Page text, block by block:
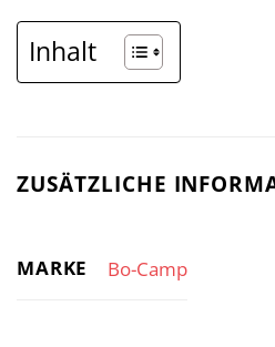
Inhalt
ZUSÄTZLICHE
MARKE Bo-Camp